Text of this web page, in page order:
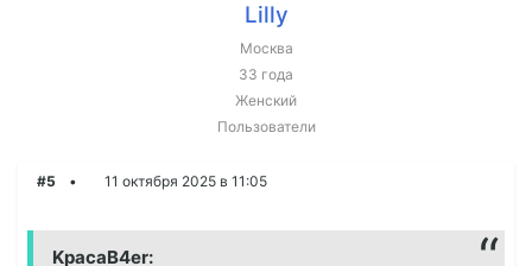
#5 11 октября 2025 в 11:05
KpacaB4er:
Lilly
Москва
33 года
Женский
Пользователи